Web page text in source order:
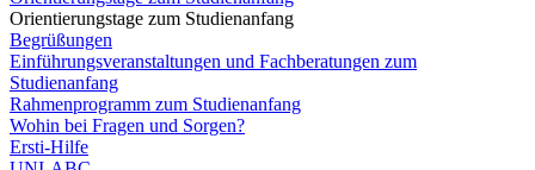
Orientierungstage zum Studienanfang
Begrüßungen
Einführungsveranstaltungen und Fachberatungen zum
Studienanfang
Rahmenprogramm zum Studienanfang
Wohin bei Fragen und Sorgen?
Ersti-Hilfe